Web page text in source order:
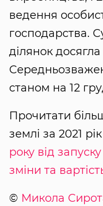
ведення
господарства.
ділянок
станом на 12
Прочитати
землі за 2021
року від
зміни та
© Микола